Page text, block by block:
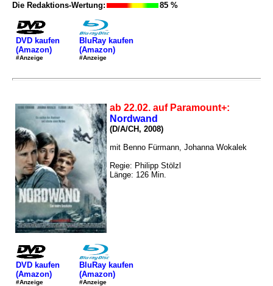
Die Redaktions-Wertung: 85 %
DVD kaufen
(Amazon)
#Anzeige
BluRay kaufen
(Amazon)
#Anzeige
ab 22.02. auf Paramount+:
Nordwand
(D/A/CH, 2008)
mit Benno Fürmann, Johanna Wokalek
Regie: Philipp Stölzl
Länge: 126 Min.
DVD kaufen
(Amazon)
#Anzeige
BluRay kaufen
(Amazon)
#Anzeige